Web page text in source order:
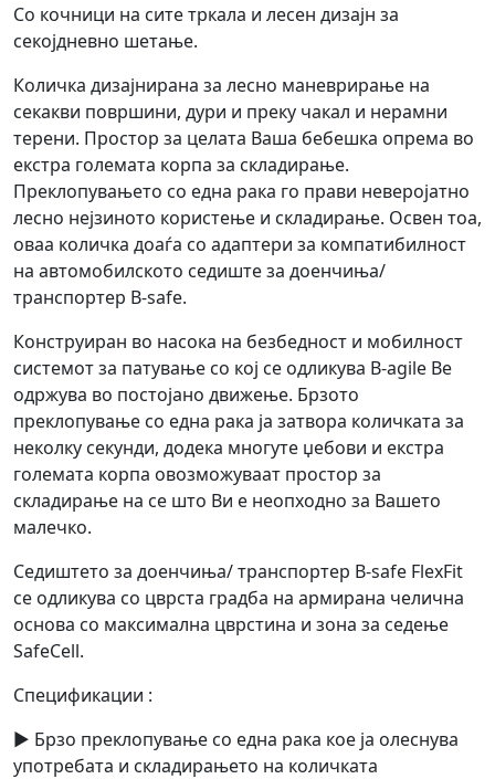
Со кочници на сите тркала и лесен дизајн за
секојдневно шетање.
Количка дизајнирана за лесно маневрирање на
секакви површини, дури и преку чакал и нерамни
терени. Простор за целата Ваша бебешка опрема во
екстра големата корпа за складирање.
Преклопувањето со една рака го прави неверојатно
лесно нејзиното користење и складирање. Освен тоа,
оваа количка доаѓа со адаптери за компатибилност
на автомобилското седиште за доенчиња/
транспортер B-safe.
Конструиран во насока на безбедност и мобилност
системот за патување со кој се одликува B-agile Ве
одржува во постојано движење. Брзото
преклопување со една рака ја затвора количката за
неколку секунди, додека многуте џебови и екстра
големата корпа овозможуваат простор за
складирање на се што Ви е неопходно за Вашето
малечко.
Седиштето за доенчиња/ транспортер B-safe FlexFit
се одликува со цврста градба на армирана челична
основа со максимална цврстина и зона за седење
SafeCell.
Спецификации :
► Брзо преклопување со една рака кое ја олеснува
употребата и складирањето на количката